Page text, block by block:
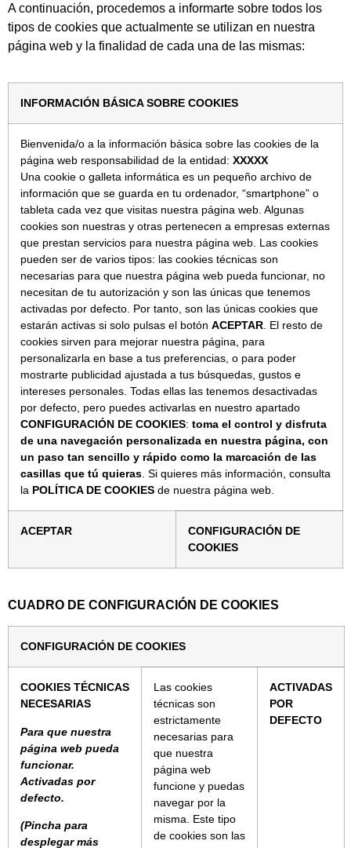
A continuación, procedemos a informarte sobre todos los
tipos de cookies que actualmente se utilizan en nuestra
página web y la finalidad de cada una de las mismas:
INFORMACIÓN BÁSICA SOBRE COOKIES
Bienvenida/o a la información básica sobre las cookies de la
página web responsabilidad de la entidad: XXXXX
Una cookie o galleta informática es un pequeño archivo de
información que se guarda en tu ordenador, “smartphone” o
tableta cada vez que visitas nuestra página web. Algunas
cookies son nuestras y otras pertenecen a empresas externas
que prestan servicios para nuestra página web. Las cookies
pueden ser de varios tipos: las cookies técnicas son
necesarias para que nuestra página web pueda funcionar, no
necesitan de tu autorización y son las únicas que tenemos
activadas por defecto. Por tanto, son las únicas cookies que
estarán activas si solo pulsas el botón ACEPTAR . El resto de
cookies sirven para mejorar nuestra página, para
personalizarla en base a tus preferencias, o para poder
mostrarte publicidad ajustada a tus búsquedas, gustos e
intereses personales. Todas ellas las tenemos desactivadas
por defecto, pero puedes activarlas en nuestro apartado
CONFIGURACIÓN DE COOKIES: toma el control y disfruta
de una navegación personalizada en nuestra página, con
un paso tan sencillo y rápido como la marcación de las
casillas que tú quieras . Si quieres más información, consulta
la POLÍTICA DE COOKIES de nuestra página web.
ACEPTAR
CONFIGURACIÓN DE
COOKIES
CUADRO DE CONFIGURACIÓN DE COOKIES
CONFIGURACIÓN DE COOKIES
COOKIES TÉCNICAS
NECESARIAS
Para que nuestra
página web pueda
funcionar.
Activadas por
defecto.
(Pincha para
desplegar más
Las cookies
técnicas son
estrictamente
necesarias para
que nuestra
página web
funcione y puedas
navegar por la
misma. Este tipo
de cookies son las
ACTIVADAS
POR
DEFECTO